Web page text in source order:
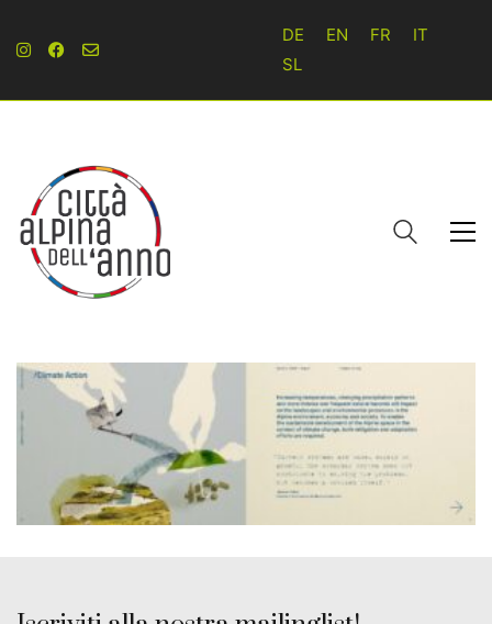
DE EN FR
IT
SL